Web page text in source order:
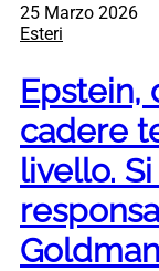
25 Marzo 2026
Esteri
Epstein,
cadere
livello.